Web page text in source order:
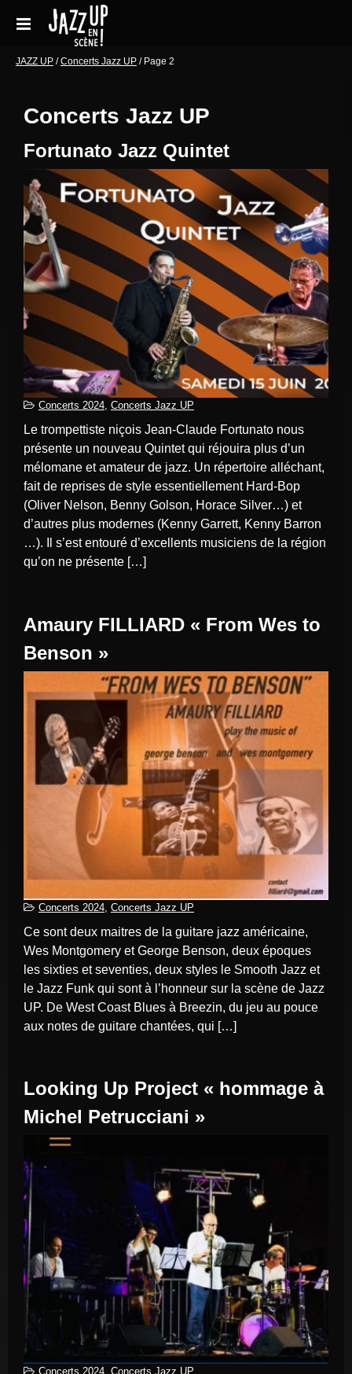
Accueil
Galeries de photos
Le festival en pratique
Soutenir le festival
Blog
Archives Concerts
Newsletter
Contact
JAZZ UP/Concerts Jazz UP/ Page 2
Concerts Jazz UP
Fortunato Jazz Quintet
Concerts 2024, Concerts Jazz UP
Le trompettiste niçois Jean-Claude Fortunato nous
présente un nouveau Quintet qui réjouira plus d’un
mélomane et amateur de jazz. Un répertoire alléchant,
fait de reprises de style essentiellement Hard-Bop
(Oliver Nelson, Benny Golson, Horace Silver…) et
d’autres plus modernes (Kenny Garrett, Kenny Barron
…). Il s’est entouré d’excellents musiciens de la région
qu’on ne présente […]
Amaury FILLIARD « From Wes to
Benson »
Concerts 2024, Concerts Jazz UP
Ce sont deux maitres de la guitare jazz américaine,
Wes Montgomery et George Benson, deux époques
les sixties et seventies, deux styles le Smooth Jazz et
le Jazz Funk qui sont à l’honneur sur la scène de Jazz
UP. De West Coast Blues à Breezin, du jeu au pouce
aux notes de guitare chantées, qui […]
Looking Up Project « hommage à
Michel Petrucciani »
Concerts 2024, Concerts Jazz UP